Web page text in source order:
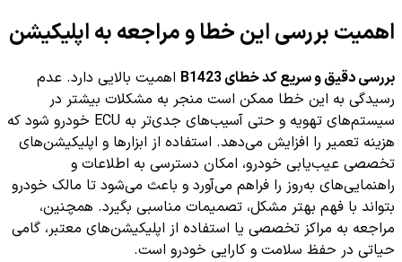
اهمیت بررسی این خطا و مراجعه به اپلیکیشن
بررسی دقیق و سریع کد خطای B1423
اهمیت بالایی دارد. عدم
رسیدگی به این خطا ممکن است منجر به مشکلات بیشتر در
سیستم‌های تهویه و حتی آسیب‌های جدی‌تر به ECU خودرو شود که
هزینه تعمیر را افزایش می‌دهد. استفاده از ابزارها و اپلیکیشن‌های
تخصصی عیب‌یابی خودرو، امکان دسترسی به اطلاعات و
راهنمایی‌های به‌روز را فراهم می‌آورد و باعث می‌شود تا مالک خودرو
بتواند با فهم بهتر مشکل، تصمیمات مناسبی بگیرد. همچنین،
مراجعه به مراکز تخصصی یا استفاده از اپلیکیشن‌های معتبر، گامی
حیاتی در حفظ سلامت و کارایی خودرو است.